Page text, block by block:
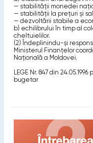
— stabilităţii monedei
— stabilităţii la preţuri şi
— dezvoltării stabile a
b) echilibrului în timp al
cheltuielilor.
(2) Îndeplinindu-şi
Ministerul Finanţelor
Naţională a Moldovei.
LEGE Nr. 847 din
bugetar